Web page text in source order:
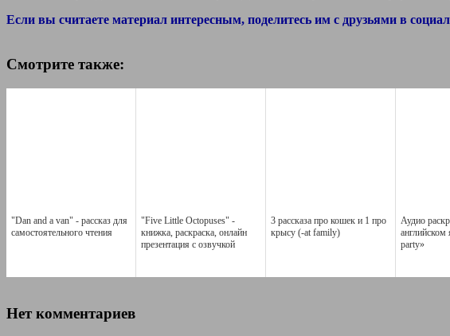
Если вы считаете материал интересным, поделитесь им с друзьями в
Смотрите также:
"Dan and a van" - рассказ для
самостоятельного чтения
"Five Little Octopuses" -
книжка, раскраска, онлайн
презентация с озвучкой
3 рассказа про кошек и 1 про
крысу (-at family)
Аудио
party»
Нет комментариев